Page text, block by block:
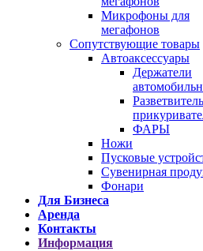
Микрофоны для
мегафонов
Сопутствующие товары
Автоаксессуары
Держатели
Разветвитель
ФАРЫ
Ножи
Пусковые
Сувенирная
Фонари
Для Бизнеса
Аренда
Контакты
Информация